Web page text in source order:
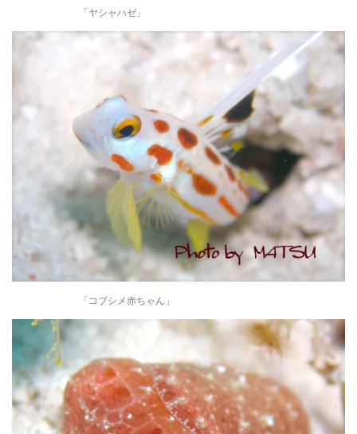
「ヤシャハゼ」
「コブシメ赤ちゃん」